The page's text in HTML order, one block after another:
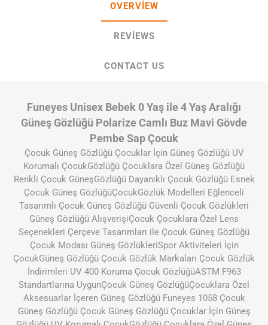
OVERVIEW
REVIEWS
CONTACT US
Funeyes Unisex Bebek 0 Yaş ile 4 Yaş Aralığı
Güneş Gözlüğü Polarize Camlı Buz Mavi Gövde
Pembe Sap Çocuk
Çocuk Güneş Gözlüğü Çocuklar İçin Güneş Gözlüğü UV
Korumalı ÇocukGözlüğü Çocuklara Özel Güneş Gözlüğü
Renkli Çocuk GüneşGözlüğü Dayanıklı Çocuk Gözlüğü Esnek
Çocuk Güneş GözlüğüÇocukGözlük Modelleri Eğlenceli
Tasarımlı Çocuk Güneş Gözlüğü Güvenli Çocuk Gözlükleri
Güneş Gözlüğü AlışverişiÇocuk Çocuklara Özel Lens
Seçenekleri Çerçeve Tasarımları ile Çocuk Güneş Gözlüğü
Çocuk Modası Güneş GözlükleriSpor Aktiviteleri İçin
ÇocukGüneş Gözlüğü Çocuk Gözlük Markaları Çocuk Gözlük
İndirimleri UV 400 Koruma Çocuk GözlüğüASTM F963
Standartlarına UygunÇocuk Güneş GözlüğüÇocuklara Özel
Aksesuarlar İçeren Güneş Gözlüğü Funeyes 1058 Çocuk
Güneş Gözlüğü Çocuk Güneş Gözlüğü Çocuklar İçin Güneş